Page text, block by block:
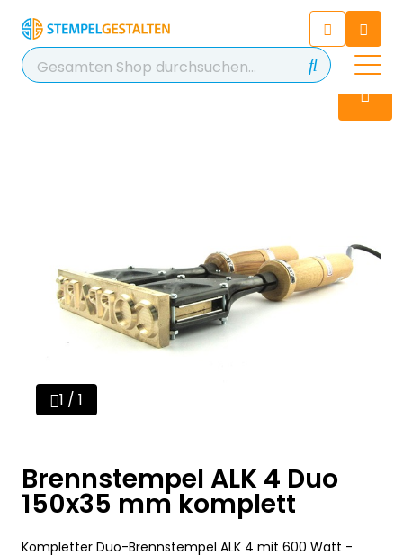
Chatten Sie 24/7 mit unserem
hilfreichen Chatbot
Kontakt
+49 2038 0480 403
1 / 1
Brennstempel ALK 4 Duo
150x35 mm komplett
Kompletter Duo-Brennstempel ALK 4 mit 600 Watt -